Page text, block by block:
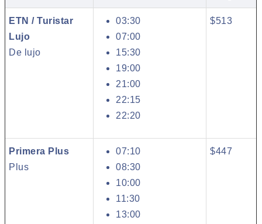
ETN / Turistar
Lujo
De lujo
03:30
07:00
15:30
19:00
21:00
22:15
22:20
$513
Primera Plus
Plus
07:10
08:30
10:00
11:30
13:00
$447